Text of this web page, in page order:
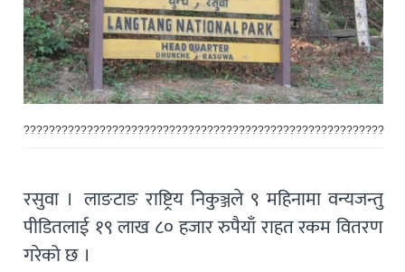
?????????????????????????????????????????????????????????
रसुवा । लाङटाङ राष्ट्रिय निकुञ्जले ९ महिनामा वन्यजन्तु
पीडितलाई १९ लाख ८० हजार रुपैयाँ राहत रकम वितरण
गरेको छ ।